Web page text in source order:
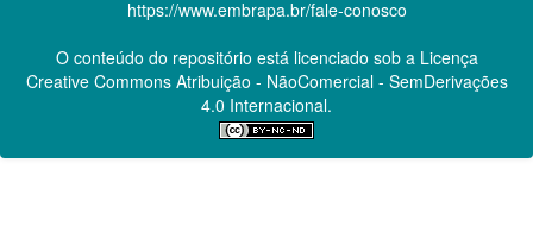
https://www.embrapa.br/fale-conosco
O conteúdo do repositório está licenciado sob a Licença
Creative CommonsAtribuição - NãoComercial - SemDerivações
4.0 Internacional.